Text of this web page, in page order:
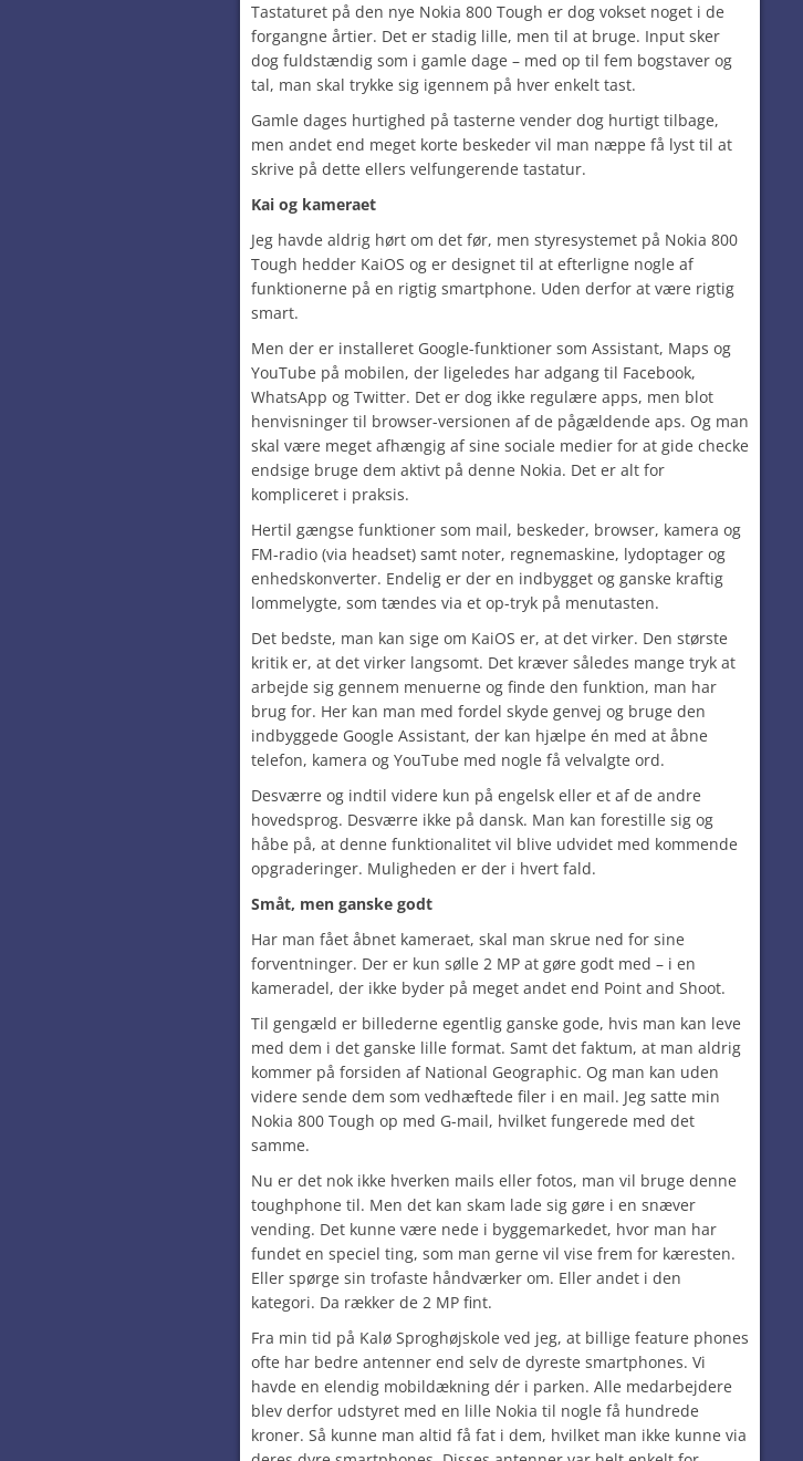
Tastaturet på den nye Nokia 800 Tough er dog vokset noget i de
forgangne årtier. Det er stadig lille, men til at bruge. Input sker
dog fuldstændig som i gamle dage – med op til fem bogstaver og
tal, man skal trykke sig igennem på hver enkelt tast.
Gamle dages hurtighed på tasterne vender dog hurtigt tilbage,
men andet end meget korte beskeder vil man næppe få lyst til at
skrive på dette ellers velfungerende tastatur.
Kai og kameraet
Jeg havde aldrig hørt om det før, men styresystemet på Nokia 800
Tough hedder KaiOS og er designet til at efterligne nogle af
funktionerne på en rigtig smartphone. Uden derfor at være rigtig
smart.
Men der er installeret Google-funktioner som Assistant, Maps og
YouTube på mobilen, der ligeledes har adgang til Facebook,
WhatsApp og Twitter. Det er dog ikke regulære apps, men blot
henvisninger til browser-versionen af de pågældende aps. Og man
skal være meget afhængig af sine sociale medier for at gide checke
endsige bruge dem aktivt på denne Nokia. Det er alt for
kompliceret i praksis.
Hertil gængse funktioner som mail, beskeder, browser, kamera og
FM-radio (via headset) samt noter, regnemaskine, lydoptager og
enhedskonverter. Endelig er der en indbygget og ganske kraftig
lommelygte, som tændes via et op-tryk på menutasten.
Det bedste, man kan sige om KaiOS er, at det virker. Den største
kritik er, at det virker langsomt. Det kræver således mange tryk at
arbejde sig gennem menuerne og finde den funktion, man har
brug for. Her kan man med fordel skyde genvej og bruge den
indbyggede Google Assistant, der kan hjælpe én med at åbne
telefon, kamera og YouTube med nogle få velvalgte ord.
Desværre og indtil videre kun på engelsk eller et af de andre
hovedsprog. Desværre ikke på dansk. Man kan forestille sig og
håbe på, at denne funktionalitet vil blive udvidet med kommende
opgraderinger. Muligheden er der i hvert fald.
Småt, men ganske godt
Har man fået åbnet kameraet, skal man skrue ned for sine
forventninger. Der er kun sølle 2 MP at gøre godt med – i en
kameradel, der ikke byder på meget andet end Point and Shoot.
Til gengæld er billederne egentlig ganske gode, hvis man kan leve
med dem i det ganske lille format. Samt det faktum, at man aldrig
kommer på forsiden af National Geographic. Og man kan uden
videre sende dem som vedhæftede filer i en mail. Jeg satte min
Nokia 800 Tough op med G-mail, hvilket fungerede med det
samme.
Nu er det nok ikke hverken mails eller fotos, man vil bruge denne
toughphone til. Men det kan skam lade sig gøre i en snæver
vending. Det kunne være nede i byggemarkedet, hvor man har
fundet en speciel ting, som man gerne vil vise frem for kæresten.
Eller spørge sin trofaste håndværker om. Eller andet i den
kategori. Da rækker de 2 MP fint.
Fra min tid på Kalø Sproghøjskole ved jeg, at billige feature phones
ofte har bedre antenner end selv de dyreste smartphones. Vi
havde en elendig mobildækning dér i parken. Alle medarbejdere
blev derfor udstyret med en lille Nokia til nogle få hundrede
kroner. Så kunne man altid få fat i dem, hvilket man ikke kunne via